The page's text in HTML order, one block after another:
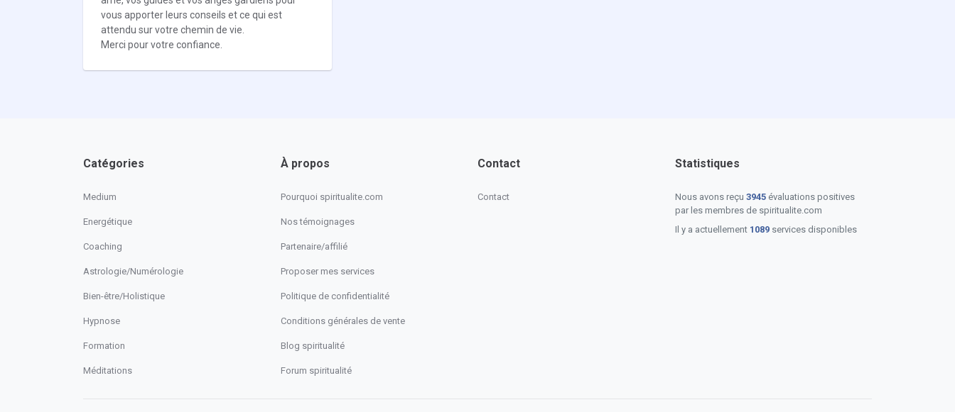
vous apporter leurs conseils et ce qui est
attendu sur votre chemin de vie.
Merci pour votre confiance.
Catégories
Medium
Energétique
Coaching
Astrologie/Numérologie
Bien-être/Holistique
Hypnose
Formation
Méditations
À propos
Pourquoi spiritualite.com
Nos témoignages
Partenaire/affilié
Proposer mes services
Politique de confidentialité
Conditions générales de vente
Blog spiritualité
Forum spiritualité
Contact
Contact
Statistiques
Nous avons reçu 3945évaluations positives
par les membres de spiritualite.com
Il y a actuellement 1089services disponibles